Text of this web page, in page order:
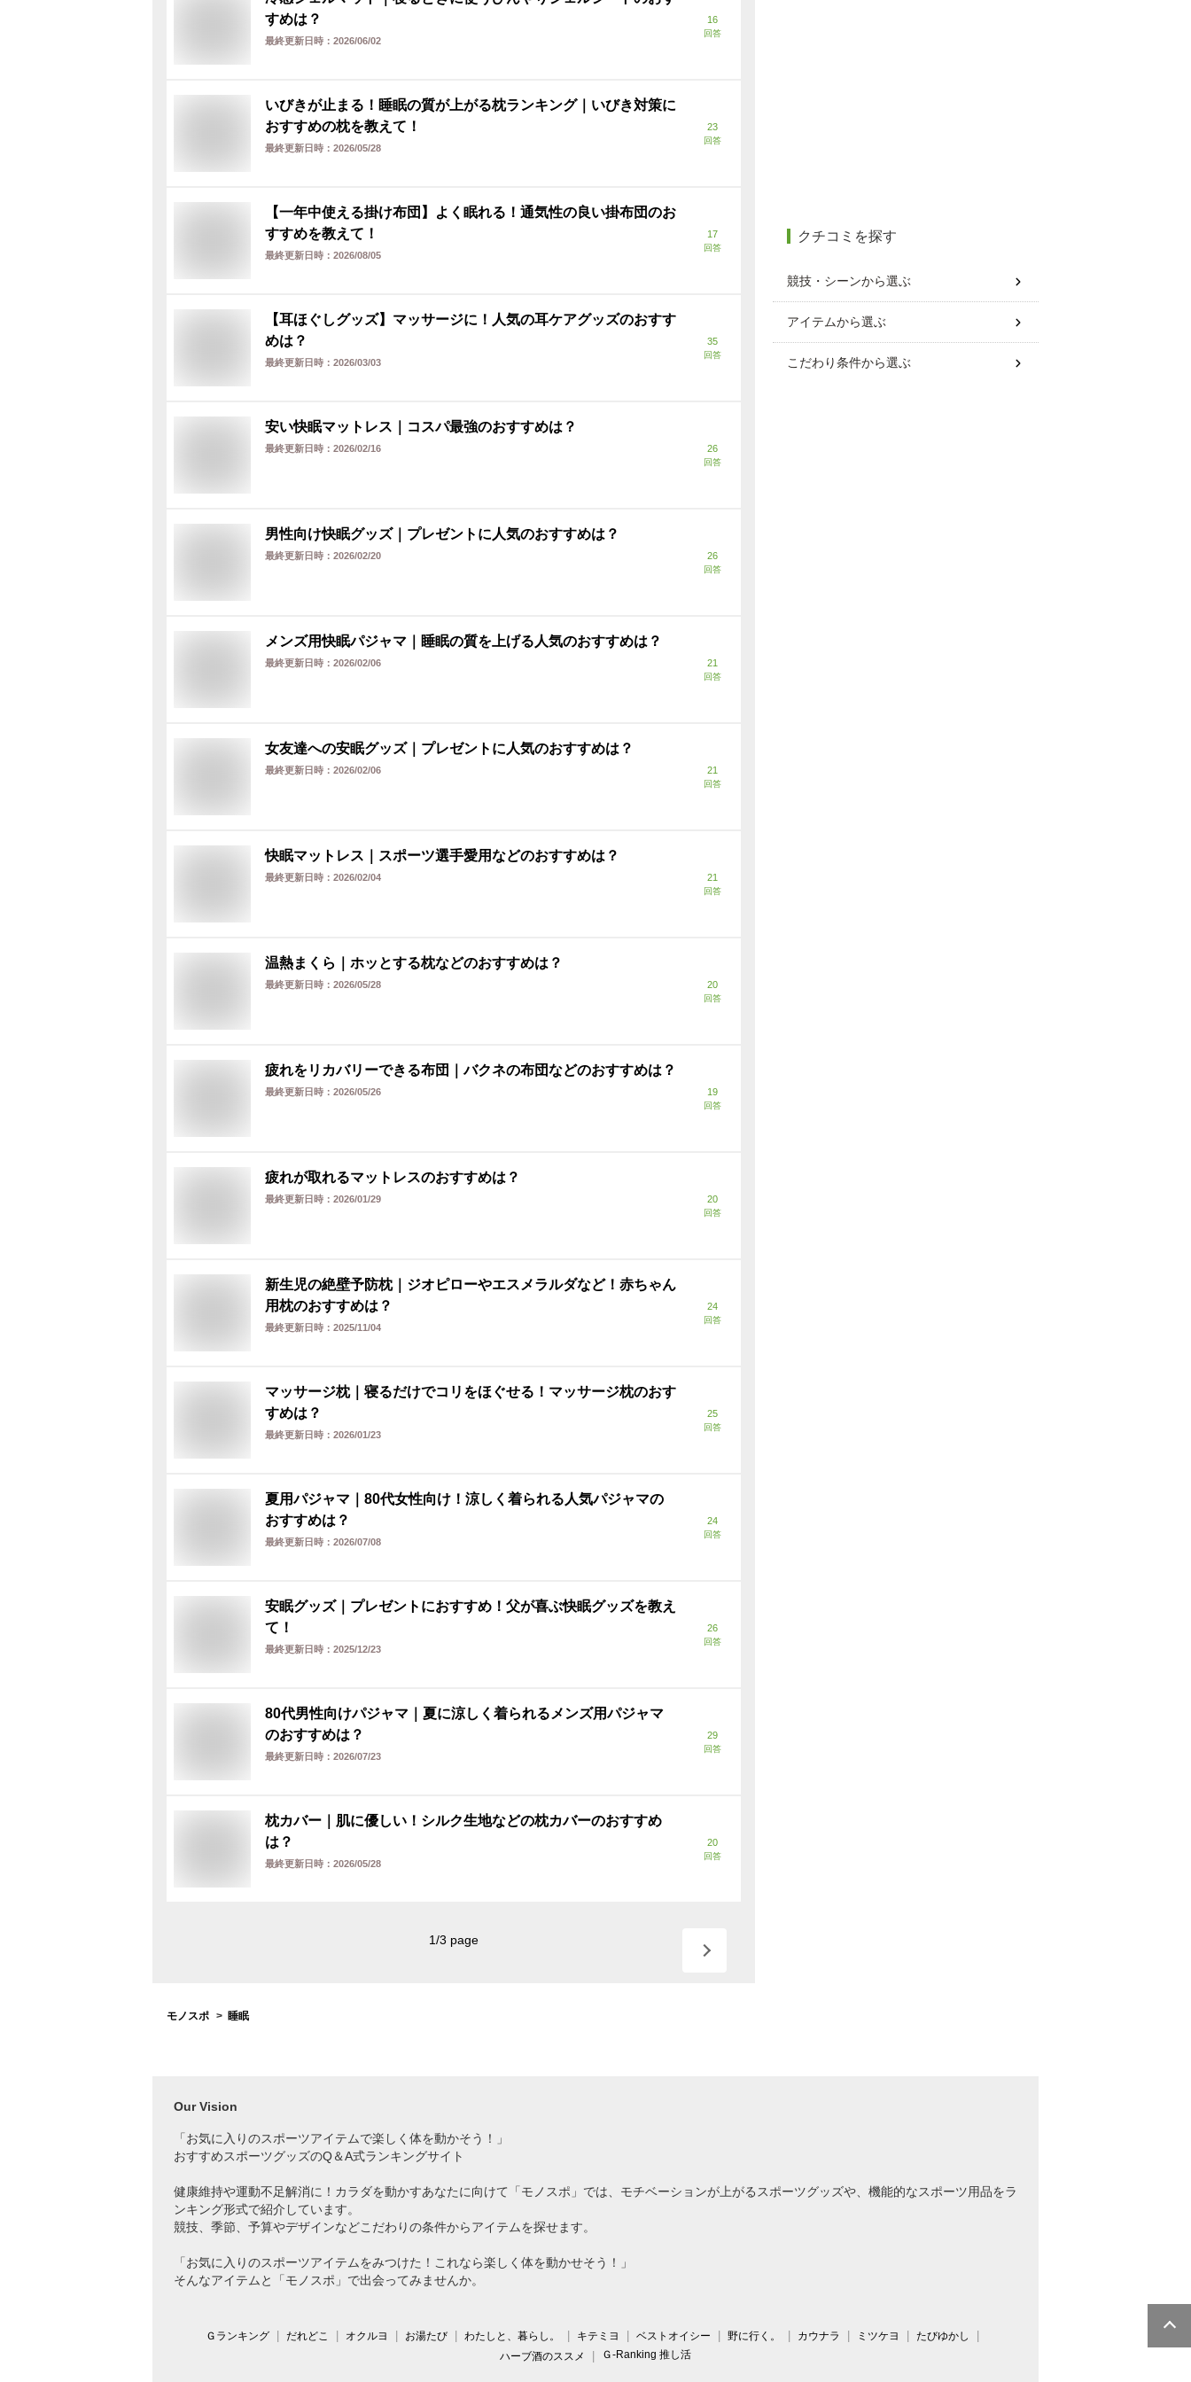
すめは？
最終更新日時： 2026/06/02
16
回答
いびきが止まる！睡眠の質が上がる枕ランキング｜いびき対策に
おすすめの枕を教えて！
最終更新日時： 2026/05/28
23
回答
【一年中使える掛け布団】よく眠れる！通気性の良い掛布団のお
すすめを教えて！
最終更新日時： 2026/08/05
17
回答
【耳ほぐしグッズ】マッサージに！人気の耳ケアグッズのおすす
めは？
最終更新日時： 2026/03/03
35
回答
安い快眠マットレス｜コスパ最強のおすすめは？
最終更新日時： 2026/02/16 26
回答
男性向け快眠グッズ｜プレゼントに人気のおすすめは？
最終更新日時： 2026/02/20 26
回答
メンズ用快眠パジャマ｜睡眠の質を上げる人気のおすすめは？
最終更新日時： 2026/02/06 21
回答
女友達への安眠グッズ｜プレゼントに人気のおすすめは？
最終更新日時： 2026/02/06 21
回答
快眠マットレス｜スポーツ選手愛用などのおすすめは？
最終更新日時： 2026/02/04 21
回答
温熱まくら｜ホッとする枕などのおすすめは？
最終更新日時： 2026/05/28 20
回答
疲れをリカバリーできる布団｜バクネの布団などのおすすめは？
最終更新日時： 2026/05/26 19
回答
疲れが取れるマットレスのおすすめは？
最終更新日時： 2026/01/29 20
回答
新生児の絶壁予防枕｜ジオピローやエスメラルダなど！赤ちゃん
用枕のおすすめは？
最終更新日時： 2025/11/04
24
回答
マッサージ枕｜寝るだけでコリをほぐせる！マッサージ枕のおす
すめは？
最終更新日時： 2026/01/23
25
回答
夏用パジャマ｜80代女性向け！涼しく着られる人気パジャマの
おすすめは？
最終更新日時： 2026/07/08
24
回答
安眠グッズ｜プレゼントにおすすめ！父が喜ぶ快眠グッズを教え
て！
最終更新日時： 2025/12/23
26
回答
80代男性向けパジャマ｜夏に涼しく着られるメンズ用パジャマ
のおすすめは？
最終更新日時： 2026/07/23
29
回答
枕カバー｜肌に優しい！シルク生地などの枕カバーのおすすめ
は？
最終更新日時： 2026/05/28
20
回答
1/3 page
モノスポ 睡眠
クチコミを探す
競技・シーンから選ぶ
アイテムから選ぶ
こだわり条件から選ぶ
Our Vision
「お気に入りのスポーツアイテムで楽しく体を動かそう！」
おすすめスポーツグッズのQ＆A式ランキングサイト
健康維持や運動不足解消に！カラダを動かすあなたに向けて「モノスポ」では、モチベーションが上がるスポーツグッズや、機能的なスポーツ用品をラ
ンキング形式で紹介しています。
競技、季節、予算やデザインなどこだわりの条件からアイテムを探せます。
「お気に入りのスポーツアイテムをみつけた！これなら楽しく体を動かせそう！」
そんなアイテムと「モノスポ」で出会ってみませんか。
Ｇランキング だれどこ オクルヨ お湯たび わたしと、暮らし。 キテミヨ ベストオイシー 野に行く。 カウナラ ミツケヨ
たびゆかし
ハーブ酒のススメ
Ｇ-Ranking 推し活